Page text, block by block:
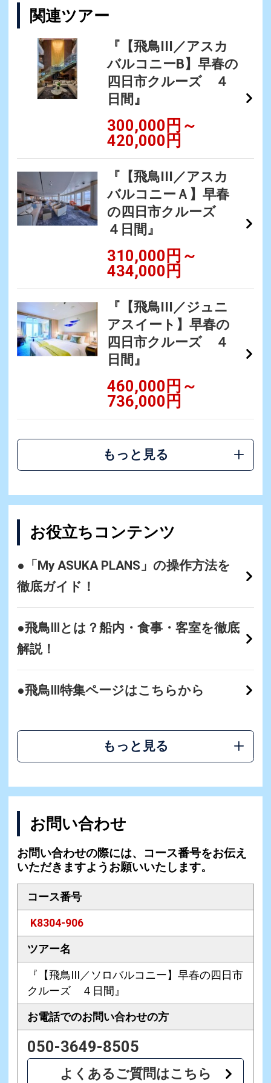
関連ツアー
『【飛鳥III／アスカ
バルコニーB】早春の
四日市クルーズ ４
日間』
300,000円～
420,000円
『【飛鳥III／アスカ
バルコニーＡ】早春
の四日市クルーズ
４日間』
310,000円～
434,000円
『【飛鳥III／ジュニ
アスイート】早春の
四日市クルーズ ４
日間』
460,000円～
736,000円
もっと見る
お役立ちコンテンツ
●「My ASUKA PLANS」の操作方法を
徹底ガイド！
●飛鳥Ⅲとは？船内・食事・客室を徹底
解説！
●飛鳥Ⅲ特集ページはこちらから
もっと見る
お問い合わせ
お問い合わせの際には、コース番号をお伝え
いただきますようお願いいたします。
コース番号
K8304-906
ツアー名
『【飛鳥III／ソロバルコニー】早春の四日市
クルーズ ４日間』
お電話でのお問い合わせの方
050-3649-8505
よくあるご質問はこちら